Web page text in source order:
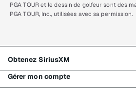
PGA TOUR et le dessin de golfeur sont des
PGA TOUR, Inc., utilisées avec sa permission.
Obtenez SiriusXM
Tous les forfaits
Gérer mon compte